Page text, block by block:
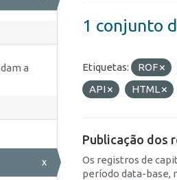
a
x
1 conjunto
Etiquetas: ROF
API
HTML
Publicação dos
Os registros de
período data-base,